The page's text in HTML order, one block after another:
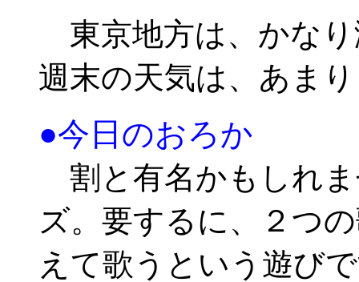
東京地方は、かな
週末の天気は、あま
●今日のおろか
割と有名かもしれ
ズ。要するに、２つ
えて歌うという遊び